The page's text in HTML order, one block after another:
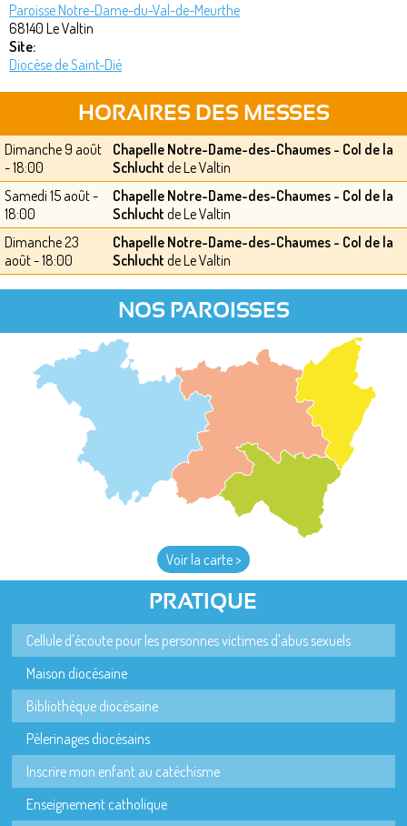
Paroisse Notre-Dame-du-Val-de-Meurthe
68140 Le Valtin
Site:
Diocèse de Saint-Dié
HORAIRES DES MESSES
Dimanche 9 août
- 18:00
Chapelle Notre-Dame-des-Chaumes - Col de la
Schlucht de Le Valtin
Samedi 15 août -
18:00
Chapelle Notre-Dame-des-Chaumes - Col de la
Schlucht de Le Valtin
Dimanche 23
août - 18:00
Chapelle Notre-Dame-des-Chaumes - Col de la
Schlucht de Le Valtin
NOS PAROISSES
Voir la carte >
PRATIQUE
Cellule d'écoute pour les personnes victimes d'abus sexuels
Maison diocésaine
Bibliothèque diocésaine
Pèlerinages diocésains
Inscrire mon enfant au catéchisme
Enseignement catholique